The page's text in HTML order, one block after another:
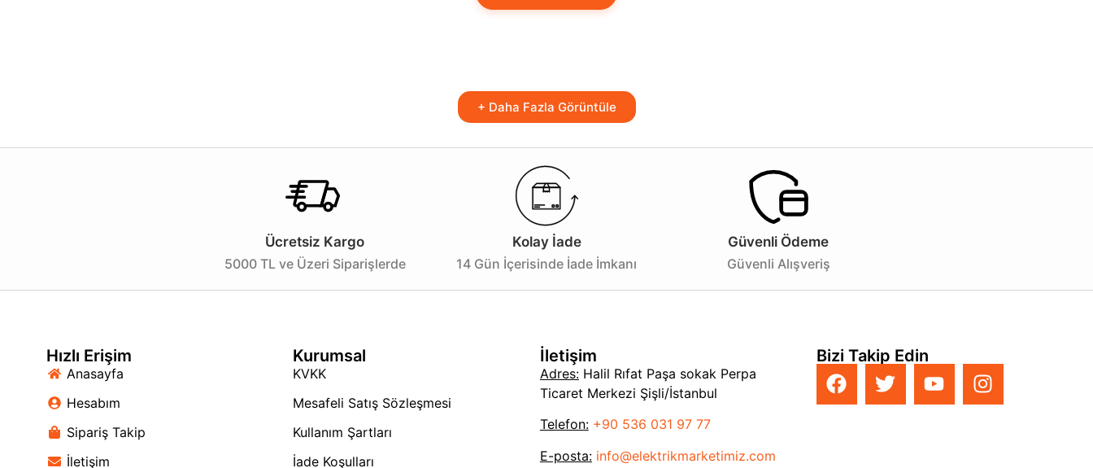
gereksinimlerine uygun bir çözüm sunuyor. Siz de bu pratik ürünü deneyimleyerek yaşam konforunuzu artırabilir, verimliliğinizi yükseltebilirsiniz.
+ Daha Fazla Görüntüle
Ücretsiz Kargo
5000 TL ve Üzeri Siparişlerde
Kolay İade
14 Gün İçerisinde İade İmkanı
Güvenli Ödeme
Güvenli Alışveriş
Hızlı Erişim
Anasayfa
Hesabım
Sipariş Takip
İletişim
Kurumsal
KVKK
Mesafeli Satış Sözleşmesi
Kullanım Şartları
İade Koşulları
İletişim
Adres:Halil Rıfat Paşa sokak Perpa
Ticaret Merkezi Şişli/İstanbul
Telefon: +90 536 031 97 77
E-posta: info@elektrikmarketimiz.com
Bizi Takip Edin